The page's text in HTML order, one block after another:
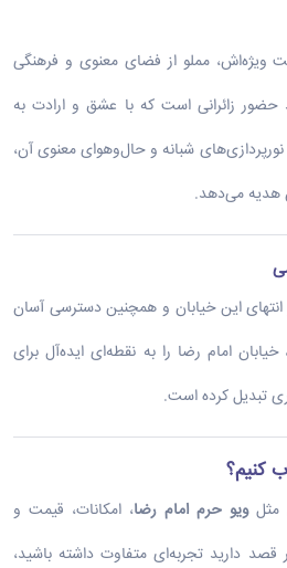
ویژه‌اش، مملو از فضای معنوی و فرهنگی
زائرانی است که با عشق و ارادت به
شبانه و حال‌وهوای معنوی آن،
هدیه می‌دهد.
این خیابان و همچنین دسترسی آسان
امام رضا را به نقطه‌ای ایده‌آل برای
تبدیل کرده است.
کنیم؟
مثلویو حرم امام رضا، امکانات، قیمت و
دارید تجربه‌ای متفاوت داشته باشید،